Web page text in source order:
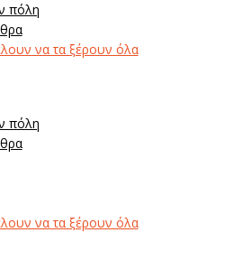
πόλη
να τα ξέρουν όλα
πόλη
να τα ξέρουν όλα